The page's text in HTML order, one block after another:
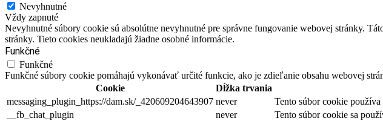
Nevyhnutné
Vždy zapnuté
Nevyhnutné súbory cookie sú absolútne nevyhnutné pre správne fungovanie webovej stránky.
stránky. Tieto cookies neukladajú žiadne osobné informácie.
Funkčné
Funkčné
Funkčné súbory cookie pomáhajú vykonávať určité funkcie, ako je zdieľanie obsahu webovej
Cookie
Dĺžka trvania
messaging_plugin_https://dam.sk/_420609204643907 never
Tento súbor cookie
__fb_chat_plugin
never Tento súbor cookie sa